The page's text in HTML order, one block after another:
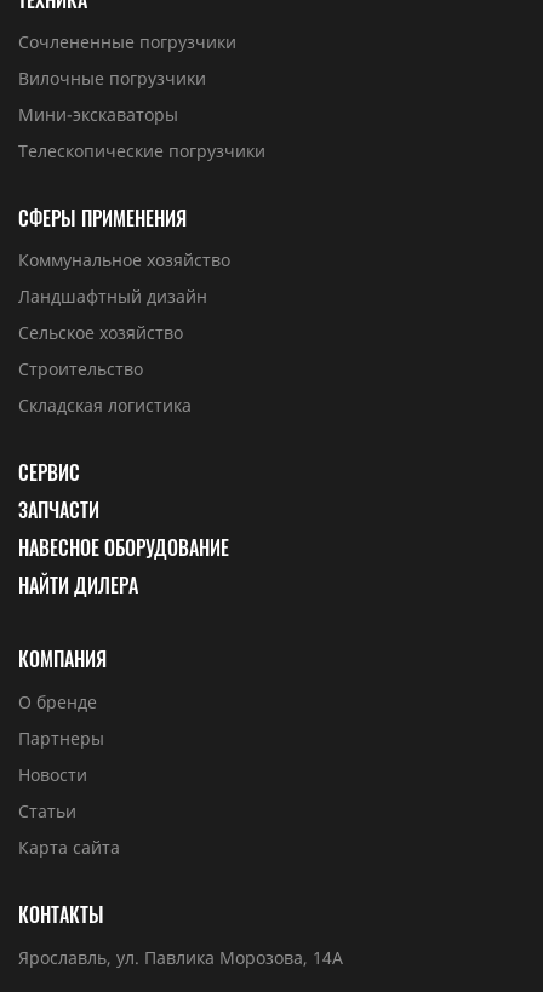
Сочлененные погрузчики
Вилочные погрузчики
Мини-экскаваторы
Телескопические погрузчики
СФЕРЫ ПРИМЕНЕНИЯ
Коммунальное хозяйство
Ландшафтный дизайн
Сельское хозяйство
Строительство
Складская логистика
СЕРВИС
ЗАПЧАСТИ
НАВЕСНОЕ ОБОРУДОВАНИЕ
НАЙТИ ДИЛЕРА
КОМПАНИЯ
О бренде
Партнеры
Новости
Статьи
Карта сайта
КОНТАКТЫ
Ярославль, ул. Павлика Морозова, 14А